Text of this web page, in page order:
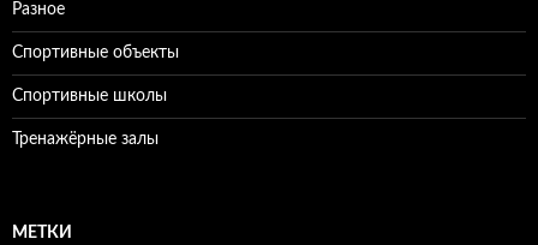
Разное
Спортивные объекты
Спортивные школы
Тренажёрные залы
МЕТКИ